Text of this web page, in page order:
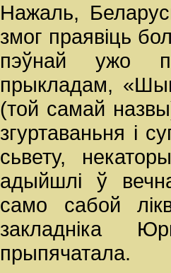
Нажаль,
змог праявіць
пэўнай ужо
прыкладам,
(той самай
згуртаваньня i
сьвету,
адыйшлі ў
само сабой
закладніка
прыпячатала.